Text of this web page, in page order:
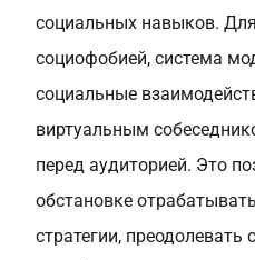
социальных навыков.
социофобией, система
социальные
виртуальным
перед аудиторией. Это
обстановке
стратегии, преодолевать